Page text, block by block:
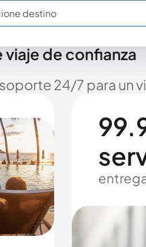
de confianza
24/7 para un